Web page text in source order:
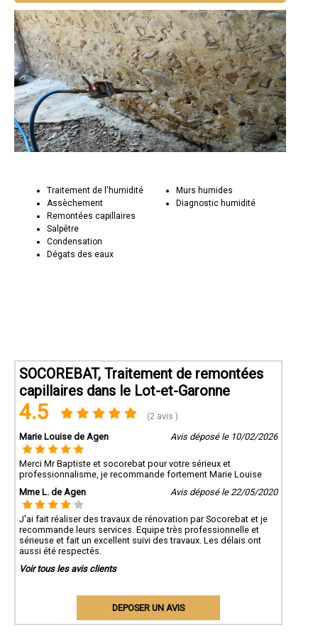
Traitement de l'humidité
Assèchement
Remontées capillaires
Salpêtre
Condensation
Dégats des eaux
Murs humides
Diagnostic humidité
SOCOREBAT, Traitement de remontées
capillaires dans le Lot-et-Garonne
4.5 (2 avis )
Marie Louise de Agen Avis déposé le 10/02/2026
Merci Mr Baptiste et socorebat pour votre sérieux et
professionnalisme, je recommande fortement Marie Louise
Mme L. de Agen
Avis déposé le 22/05/2020
J'ai fait réaliser des travaux de rénovation par Socorebat et je
recommande leurs services. Equipe très professionnelle et
sérieuse et fait un excellent suivi des travaux. Les délais ont
aussi été respectés.
Voir tous les avis clients
DEPOSER UN AVIS